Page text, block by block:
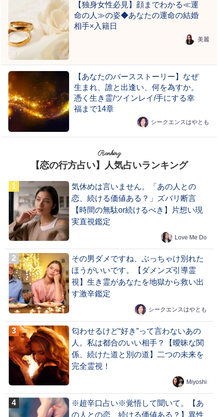
【独身女性必見】顔までわかる≪運
命の人≫の姿◆あなたの運命の結婚
相手×入籍日
美麗
【あなたのバースストーリー】なぜ
生まれ、誰と出逢い、何を為すか。
憑く生き霊/ツインレイ/手にする幸
福まで14章
シークエンスはやとも
Ranking
【恋の行方占い】人気占いランキング
気休めは言いません。「あの人との
恋、続ける価値ある？」ズバリ断言
【時間の無駄or続けるべき】片想い現
実直視鑑定
Love Me Do
その男ダメですね、ぶっちゃけ別れた
ほうがいいです。【ダメンズ引導霊
視】生き霊があなたを地獄から救い出
す激辛鑑定
シークエンスはやとも
匂わせるけど“好き”って言わないあの
人。私は都合のいい相手？【曖昧な関
係、続けた道と別の道】二つの未来を
完全霊視！
Miyoshi
※超辛口占い※覚悟して聞いて。【あ
の人との恋、続ける価値ある？】異性